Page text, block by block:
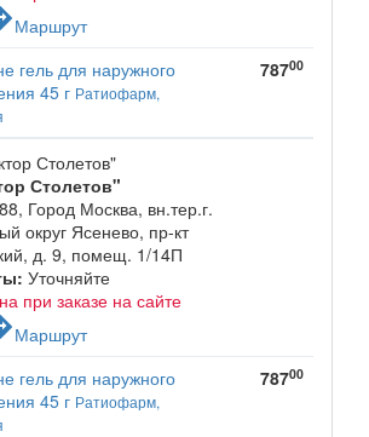
Маршрут
гель для наружного
45 г Ратиофарм,
78700
Столетов"
Город Москва, вн.тер.г.
округ Ясенево, пр-кт
д. 9, помещ. 1/14П
Уточняйте
при заказе на сайте
Маршрут
гель для наружного
45 г Ратиофарм,
78700